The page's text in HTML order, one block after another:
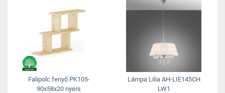
Falipolc fenyő PK105-
90x58x20 nyers
Lámpa Lilia AH-LIE145CH
LW1